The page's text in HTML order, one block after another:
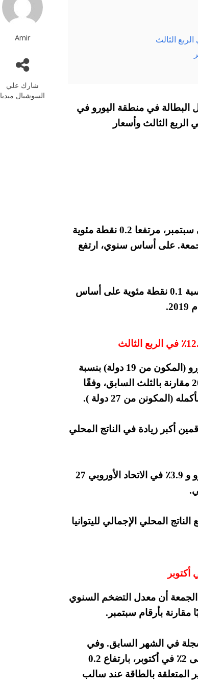
Amir
شارك علي
السوشيال ميديا
والتى شملت معدل البطالة في منطقة اليورو في
الثالث وأسعار
المعدلة موسميا في منطقة اليورو 8.3٪ في سبتمبر، مرتفعا 0.2 نقطة مئوية
على أساس سنوي، ارتفع
في الاتحاد الأوروبي بأكمله، كان معدل البطالة 7.5٪، أعلى بنسبة 0.1 نقطة مئوية على أساس
ارتفع الناتج المحلي الإجمالي المعدل موسميًا في منطقة اليورو (المكون من 19 دولة) بنسبة
أفضل من المتوقع بنسبة 12.7 ٪ في الربع الثالث من عام 2020 مقارنة بالثلث السابق، وفقًا
من 27 دولة ).
كلا الرقمين أكبر زيادة في الناتج المحلي
وانكمش الناتج المحلي الإجمالي بنسبة 4.3٪ في منطقة اليورو و 3.9٪ في الاتحاد الأوروبي 27
الفرنسي بنسبة 18.2٪، بينما ارتفع الناتج المحلي الإجمالي لليتوانيا
الجمعة أن معدل التضخم السنوي
إلى سالب 8.4٪ من سالب 8.2٪ المسجلة في الشهر السابق. وفي
الوقت نفسه، ارتفعت أسعار المواد الغذائية والكحول والتبغ إلى 2٪ في أكتوبر، بارتفاع 0.2
بالطاقة عند سالب